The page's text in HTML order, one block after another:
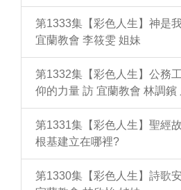
第1333集【彩色人生】神是
宜蘭教會 李筱雯 姐妹
第1332集【彩色人生】公務
仰的力量 訪 宜蘭教會 林調鑌
第1331集【彩色人生】聖經
根基建立在哪裡?
第1330集【彩色人生】詩歌